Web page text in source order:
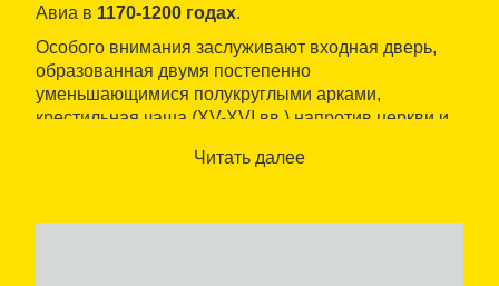
Авиа в 1170-1200 годах.
Особого внимания заслуживают входная дверь,
образованная двумя постепенно
уменьшающимися полукруглыми арками,
крестильная чаша (XV-XVI вв.) напротив церкви и
Читать далее